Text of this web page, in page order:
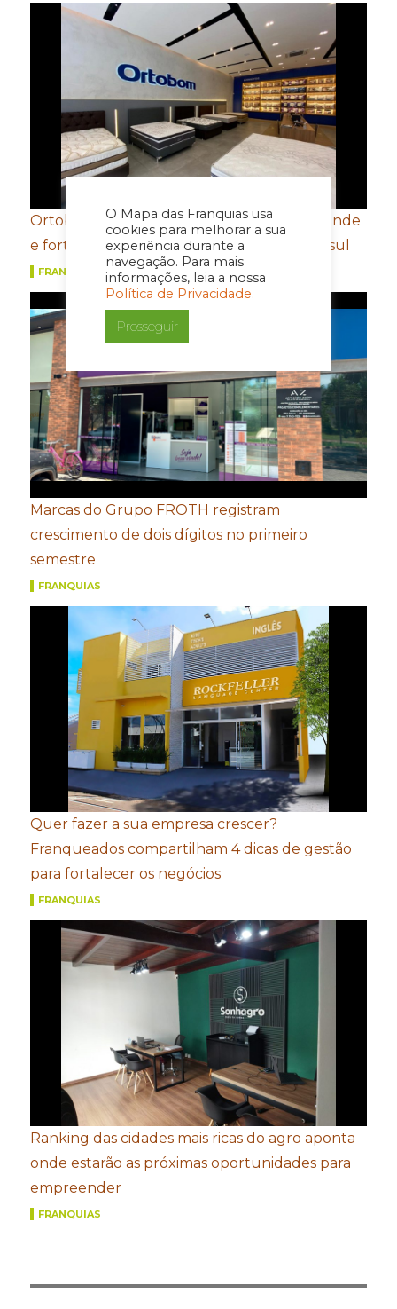
O Mapa das Franquias usa
cookies para melhorar a sua
experiência durante a
navegação. Para mais
informações, leia a nossa
Política de Privacidade.
Prosseguir
Ortobom aposta em novo conceito de estande
e fortalecimento de portfólio para a Movelsul
FRANQUIAS
Marcas do Grupo FROTH registram
crescimento de dois dígitos no primeiro
semestre
FRANQUIAS
Quer fazer a sua empresa crescer?
Franqueados compartilham 4 dicas de gestão
para fortalecer os negócios
FRANQUIAS
Ranking das cidades mais ricas do agro aponta
onde estarão as próximas oportunidades para
empreender
FRANQUIAS